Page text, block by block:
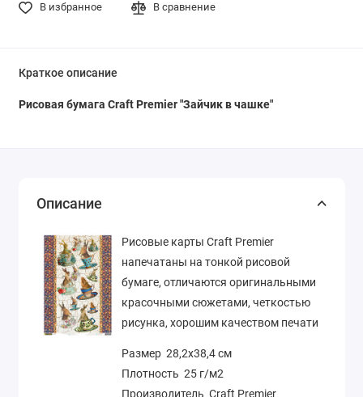
В избранное В сравнение
Краткое описание
Рисовая бумага Craft Premier "Зайчик в чашке"
Описание
Рисовые карты Craft Premier
напечатаны на тонкой рисовой
бумаге, отличаются оригинальными
красочными сюжетами, четкостью
рисунка, хорошим качеством печати
Размер 28,2х38,4 см
Плотность 25 г/м2
Производитель Craft Premier